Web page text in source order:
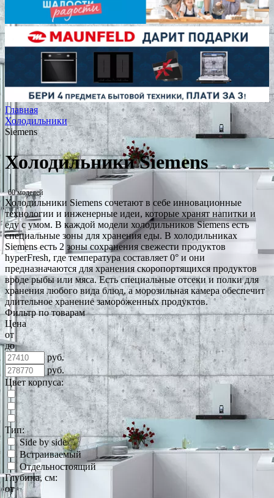
Главная
Холодильники
Siemens
Холодильники Siemens
60 моделей
Холодильники Siemens сочетают в себе инновационные
технологии и инженерные идеи, которые хранят напитки и
еду с умом. В каждой модели холодильников Siemens есть
специальные зоны для хранения еды. В холодильниках
Siemens есть 2 зоны сохранения свежести продуктов
hyperFresh, где температура составляет 0° и они
предназначаются для хранения скоропортящихся продуктов
вроде рыбы или мяса. Есть специальные отсеки и полки для
хранения любого вида блюд, а морозильная камера обеспечит
длительное хранение замороженных продуктов.
Фильтр по товарам
Цена
от
до
руб.
руб.
Цвет корпуса:
Тип:
Side by side
Встраиваемый
Отдельностоящий
Глубина, см:
от